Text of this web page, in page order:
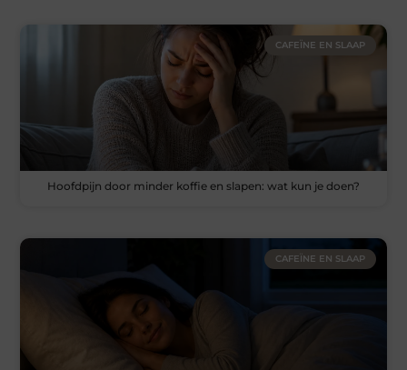
CAFEÏNE EN SLAAP
Hoofdpijn door minder koffie en slapen: wat kun je doen?
CAFEÏNE EN SLAAP